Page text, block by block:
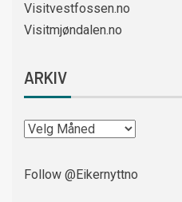
Visitvestfossen.no
Visitmjøndalen.no
ARKIV
Follow @Eikernyttno